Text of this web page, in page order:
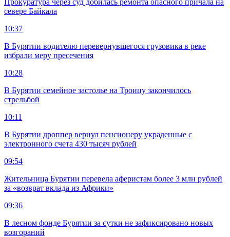
севере Байкала
10:37
В Бурятии водителю перевернувшегося грузовика в реке
избрали меру пресечения
10:28
В Бурятии семейное застолье на Троицу закончилось
стрельбой
10:11
В Бурятии дроппер вернул пенсионеру украденные с
электронного счета 430 тысяч рублей
09:54
Жительница Бурятии перевела аферистам более 3 млн рублей
за «возврат вклада из Африки»
09:36
В лесном фонде Бурятии за сутки не зафиксировано новых
возгораний